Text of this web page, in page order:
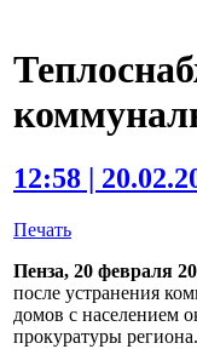
12:58 |
Печать
Пенза, 20 февраля
после устранения
домов с населением
прокуратуры региона.